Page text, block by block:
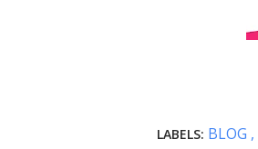
LABELS: BLOG